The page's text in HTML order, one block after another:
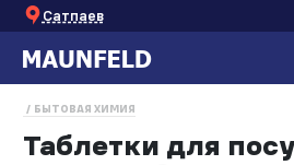
Сатпаев
БЫТОВАЯ ХИМИЯ
Таблетки для